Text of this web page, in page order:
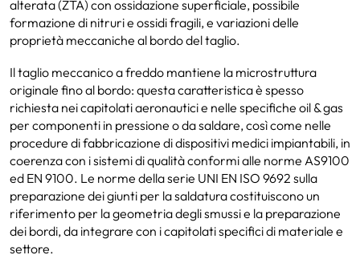
alterata (ZTA) con ossidazione superficiale, possibile
formazione di nitruri e ossidi fragili, e variazioni delle
proprietà meccaniche al bordo del taglio.
Il taglio meccanico a freddo mantiene la microstruttura
originale fino al bordo: questa caratteristica è spesso
richiesta nei capitolati aeronautici e nelle specifiche oil & gas
per componenti in pressione o da saldare, così come nelle
procedure di fabbricazione di dispositivi medici impiantabili, in
coerenza con i sistemi di qualità conformi alle norme AS9100
ed EN 9100. Le norme della serie UNI EN ISO 9692 sulla
preparazione dei giunti per la saldatura costituiscono un
riferimento per la geometria degli smussi e la preparazione
dei bordi, da integrare con i capitolati specifici di materiale e
settore.